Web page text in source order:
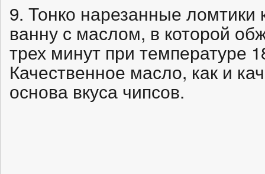
9. Тонко нарезанные ломтики
ванну с маслом, в которой
трех минут при температуре
Качественное масло, как и
основа вкуса чипсов.